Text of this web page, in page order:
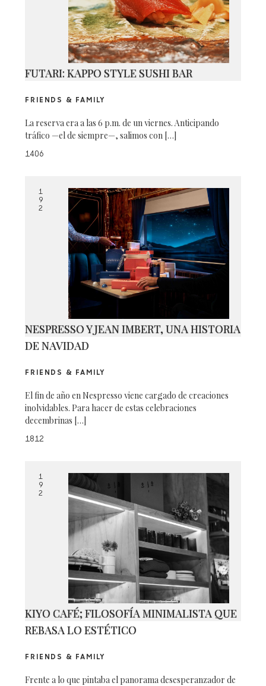
FUTARI: KAPPO STYLE SUSHI BAR
FRIENDS & FAMILY
La reserva era a las 6 p.m. de un viernes. Anticipando
tráfico —el de siempre—, salimos con […]
1406
1
9
2
NESPRESSO Y JEAN IMBERT, UNA HISTORIA
DE NAVIDAD
FRIENDS & FAMILY
El fin de año en Nespresso viene cargado de creaciones
inolvidables. Para hacer de estas celebraciones
decembrinas […]
1812
1
9
2
KIYO CAFÉ; FILOSOFÍA MINIMALISTA QUE
REBASA LO ESTÉTICO
FRIENDS & FAMILY
Frente a lo que pintaba el panorama desesperanzador de